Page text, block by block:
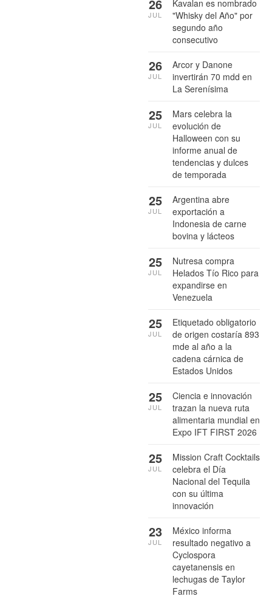
Kavalan es nombrado
"Whisky del Año" por
segundo año
consecutivo
26
JUL
Arcor y Danone
invertirán 70 mdd en
La Serenísima
26
JUL
Mars celebra la
evolución de
Halloween con su
informe anual de
tendencias y dulces
de temporada
25
JUL
Argentina abre
exportación a
Indonesia de carne
bovina y lácteos
25
JUL
Nutresa compra
Helados Tío Rico para
expandirse en
Venezuela
25
JUL
Etiquetado obligatorio
de origen costaría 893
mde al año a la
cadena cárnica de
Estados Unidos
25
JUL
Ciencia e innovación
trazan la nueva ruta
alimentaria mundial en
Expo IFT FIRST 2026
25
JUL
Mission Craft Cocktails
celebra el Día
Nacional del Tequila
con su última
innovación
25
JUL
México informa
resultado negativo a
Cyclospora
cayetanensis en
lechugas de Taylor
Farms
23
JUL